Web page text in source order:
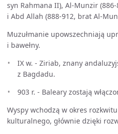
syn Rahmana II), Al-Munzir
i Abd Allah (888-912, brat Al-
Muzułmanie upowszechniają
i bawełny.
IX w. - Ziriab, znany
z Bagdadu.
903 r. - Baleary zostają
Wyspy wchodzą w okres
kulturalnego, głównie dzięki